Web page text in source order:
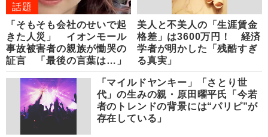
話題
「そもそも会社のせいで起
きた人災」 イオンモール
事故被害者の親族が慟哭の
証言 「最後の言葉は…」
美人と不美人の「生涯賃金
格差」は3600万円！ 経済
学者が明かした「残酷すぎ
る真実」
「マイルドヤンキー」「さとり世
代」の生みの親・原田曜平氏「今若
者のトレンドの背景には“パリピ”が
存在している」